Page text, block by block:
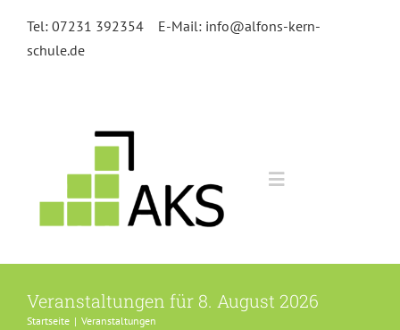
Inhalt
springen
Tel: 07231 392354
E-Mail: info@alfons-kern-
schule.de
Toggle
Kursangebot
Veranstaltungen für 8. August 2026
Startseite | Veranstaltungen